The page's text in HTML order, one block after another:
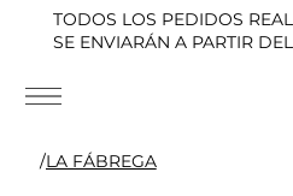
TODOS LOS PEDIDOS
SE ENVIARÁN A PARTIR
/LA FÁBREGA